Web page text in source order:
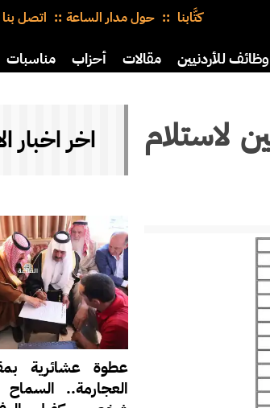
كتَّابنا حول مدار الساعة اتصل بنا
وظائف للأردنيين مقالات أحزاب مناسبات
لاستلام
اخر اخبار
عطوة عشائرية